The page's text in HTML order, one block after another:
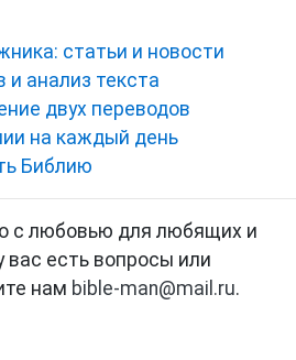
статьи и новости
и анализ текста
двух переводов
на каждый день
Библию
с любовью для любящих и
вас есть вопросы или
нам bible-man@mail.ru.